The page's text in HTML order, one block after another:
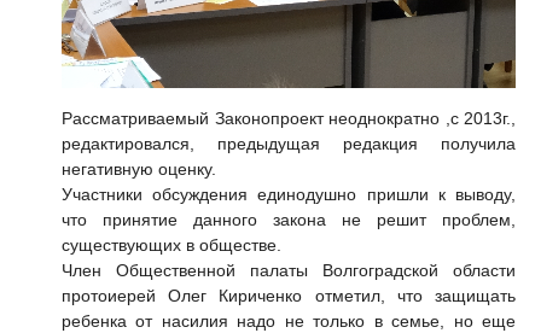
Рассматриваемый Законопроект неоднократно ,с 2013г.,
редактировался, предыдущая редакция получила
негативную оценку.
Участники обсуждения единодушно пришли к выводу,
что принятие данного закона не решит проблем,
существующих в обществе.
Член Общественной палаты Волгоградской области
протоиерейОлег Кириченко отметил, что защищать
ребенка от насилия надо не только в семье, но еще